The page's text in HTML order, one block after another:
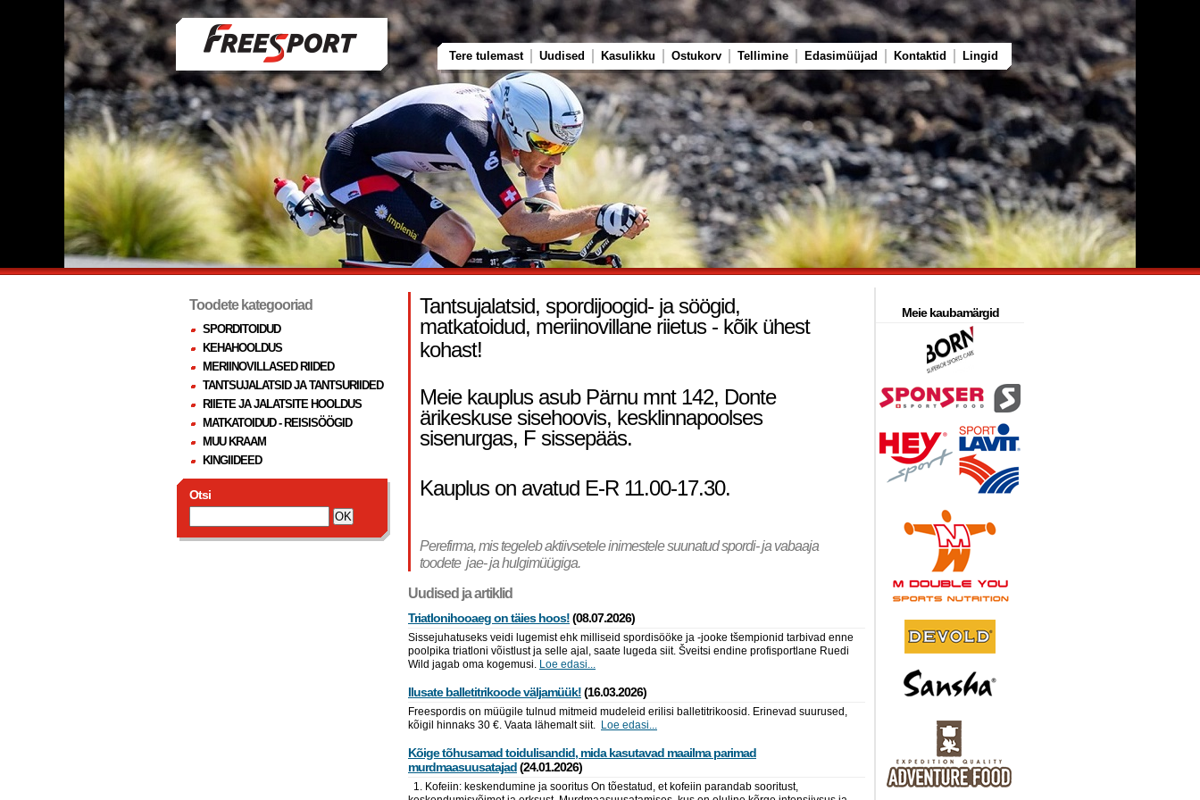
Tere tulemast Uudised Kasulikku Ostukorv Tellimine Edasimüüjad Kontaktid Lingid
Tantsujalatsid, spordijoogid- ja söögid,
matkatoidud, meriinovillane riietus - kõik ühest
kohast!
Meie kauplus asub Pärnu mnt 142, Donte
ärikeskuse sisehoovis, kesklinnapoolses
sisenurgas, F sissepääs.
Kauplus on avatud E-R 11.00-17.30.
Perefirma, mis tegeleb aktiivsetele inimestele suunatud spordi- ja vabaaja
toodete jae- ja hulgimüügiga.
Uudised ja artiklid
Triatlonihooaeg on täies hoos!(08.07.2026)
Sissejuhatuseks veidi lugemist ehk milliseid spordisööke ja -jooke tšempionid tarbivad enne
poolpika triatloni võistlust ja selle ajal, saate lugeda siit. Šveitsi endine profisportlane Ruedi
Wild jagab oma kogemusi. Loe edasi...
Ilusate balletitrikoode väljamüük!(16.03.2026)
Freespordis on müügile tulnud mitmeid mudeleid erilisi balletitrikoosid. Erinevad suurused,
kõigil hinnaks 30 €. Vaata lähemalt siit. Loe edasi...
Kõige tõhusamad toidulisandid, mida kasutavad maailma parimad
murdmaasuusatajad(24.01.2026)
1. Kofeiin: keskendumine ja sooritus On tõestatud, et kofeiin parandab sooritust,
Meie kaubamärgid
Toodete kategooriad
SPORDITOIDUD
KEHAHOOLDUS
MERIINOVILLASED RIIDED
TANTSUJALATSID JA TANTSURIIDED
RIIETE JA JALATSITE HOOLDUS
MATKATOIDUD - REISISÖÖGID
MUU KRAAM
KINGIIDEED
Otsi